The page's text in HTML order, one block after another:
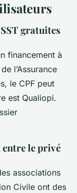
gratuites
financement à
l’Assurance
le CPF peut
est Qualiopi.
le privé
associations
Civile ont des